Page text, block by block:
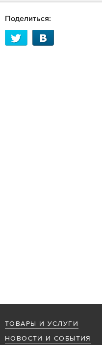
Поделиться:
ТОВАРЫ И УСЛУГИ
НОВОСТИ И СОБЫТИЯ